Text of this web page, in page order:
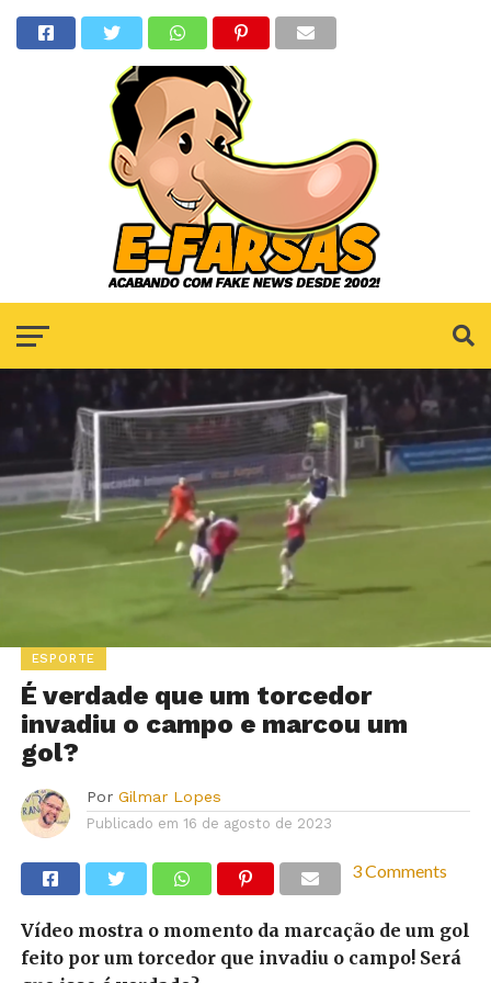
ESPORTE
É verdade que um torcedor
invadiu o campo e marcou um
gol?
Por Gilmar Lopes
Publicado em 16 de agosto de 2023
3 Comments
Vídeo mostra o momento da marcação de um gol
feito por um torcedor que invadiu o campo! Será